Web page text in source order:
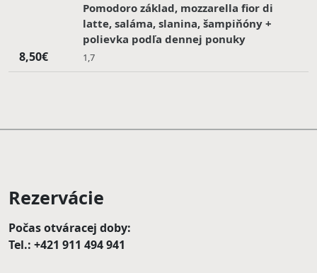
8,50€
Pomodoro základ, mozzarella fior di
latte, saláma, slanina, šampiňóny +
polievka podľa dennej ponuky
1,7
Rezervácie
Počas otváracej doby:
Tel.: +421 911 494 941